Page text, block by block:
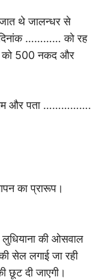
थे जालन्धर से
………… को रह
को 500 नकद और
और पता …………….
का प्रारूप।
की ओसवाल
सेल लगाई जा रही
दी जाएगी।